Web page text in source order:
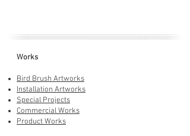
Works
Bird Brush Artworks
Installation Artworks
Special Projects
Commercial Works
Product Works